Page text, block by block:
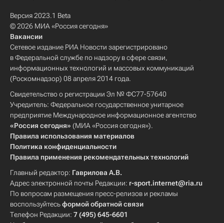
Версия 2023.1 Beta
© 2026 МИА «Россия сегодня»
Вакансии
Сетевое издание РИА Новости зарегистрировано
в Федеральной службе по надзору в сфере связи,
информационных технологий и массовых коммуникаций
(Роскомнадзор) 08 апреля 2014 года.
Свидетельство о регистрации Эл № ФС77-57640
Учредитель: Федеральное государственное унитарное
предприятие Международное информационное агентство
«Россия сегодня» (МИА «Россия сегодня»).
Правила использования материалов
Политика конфиденциальности
Правила применения рекомендательных технологий
Главный редактор: Гаврилова А.В.
Адрес электронной почты Редакции: r-sport.internet@ria.ru
По вопросам размещения пресс-релизов и рекламы
воспользуйтесьформой обратной связи
Телефон Редакции: 7 (495) 645-6601